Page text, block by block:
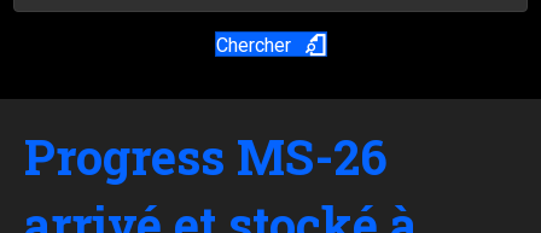
Chercher
Progress MS-26